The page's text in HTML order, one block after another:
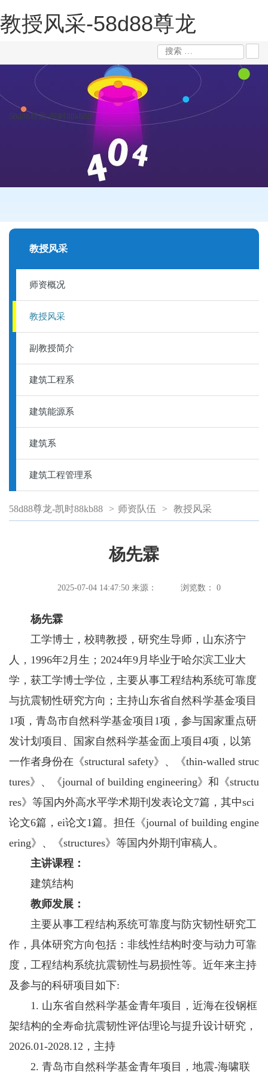
教授风采-58d88尊龙
58d88尊龙-凯时88kb88
教授风采
师资概况
教授风采
副教授简介
建筑工程系
建筑能源系
建筑系
建筑工程管理系
58d88尊龙-凯时88kb88 > 师资队伍 > 教授风采
杨先霖
2025-07-04 14:47:50 来源： 浏览数： 0
杨先霖
工学博士，校聘教授，研究生导师，山东济宁
人，1996年2月生；2024年9月毕业于哈尔滨工业大
学，获工学博士学位，主要从事工程结构系统可靠度
与抗震韧性研究方向；主持山东省自然科学基金项目
1项，青岛市自然科学基金项目1项，参与国家重点研
发计划项目、国家自然科学基金面上项目4项，以第
一作者身份在《structural safety》、《thin-walled struc
tures》、《journal of building engineering》和《structu
res》等国内外高水平学术期刊发表论文7篇，其中sci
论文6篇，ei论文1篇。担任《journal of building engine
ering》、《structures》等国内外期刊审稿人。
主讲课程：
建筑结构
教师发展：
主要从事工程结构系统可靠度与防灾韧性研究工
作，具体研究方向包括：非线性结构时变与动力可靠
度，工程结构系统抗震韧性与易损性等。近年来主持
及参与的科研项目如下:
1. 山东省自然科学基金青年项目，近海在役钢框
架结构的全寿命抗震韧性评估理论与提升设计研究，
2026.01-2028.12，主持
2. 青岛市自然科学基金青年项目，地震-海啸联